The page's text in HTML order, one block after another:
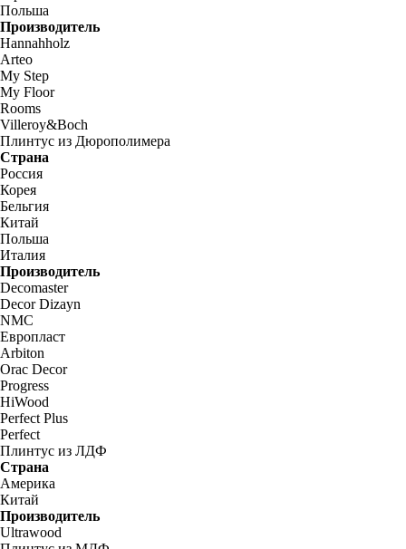
Польша
Производитель
Hannahholz
Arteo
My Step
My Floor
Rooms
Villeroy&Boch
Плинтус из Дюрополимера
Страна
Россия
Корея
Бельгия
Китай
Польша
Италия
Производитель
Decomaster
Decor Dizayn
NMC
Европласт
Arbiton
Orac Decor
Progress
HiWood
Perfect Plus
Perfect
Плинтус из ЛДФ
Страна
Америка
Китай
Производитель
Ultrawood